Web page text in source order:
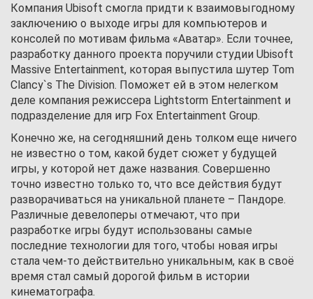
Компания Ubisoft смогла придти к взаимовыгодному
заключению о выходе игры для компьютеров и
консолей по мотивам фильма «Аватар». Если точнее,
разработку данного проекта поручили студии Ubisoft
Massive Entertainment, которая выпустила шутер Tom
Clancy`s The Division. Поможет ей в этом нелегком
деле компания режиссера Lightstorm Entertainment и
подразделение для игр Fox Entertainment Group.
Конечно же, на сегодняшний день толком еще ничего
не известно о том, какой будет сюжет у будущей
игры, у которой нет даже названия. Совершенно
точно известно только то, что все действия будут
разворачиваться на уникальной планете – Пандоре.
Различные девелоперы отмечают, что при
разработке игры будут использованы самые
последние технологии для того, чтобы новая игры
стала чем-то действительно уникальным, как в своё
время стал самый дорогой фильм в истории
кинематографа.